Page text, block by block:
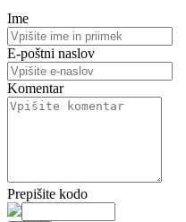
Ime
E-poštni naslov
Komentar
Prepišite kodo